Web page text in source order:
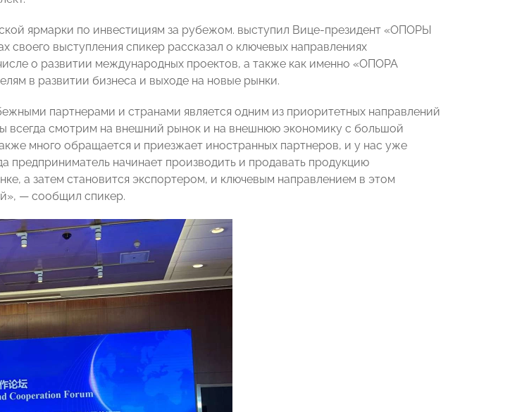
ярмарки по инвестициям за рубежом. выступил Вице-президент «ОПОРЫ
выступления спикер рассказал о ключевых направлениях
о развитии международных проектов, а также как именно «ОПОРА
в развитии бизнеса и выходе на новые рынки.
партнерами и странами является одним из приоритетных направлений
всегда смотрим на внешний рынок и на внешнюю экономику с большой
много обращается и приезжает иностранных партнеров, и у нас уже
предприниматель начинает производить и продавать продукцию
а затем становится экспортером, и ключевым направлением в этом
— сообщил спикер.